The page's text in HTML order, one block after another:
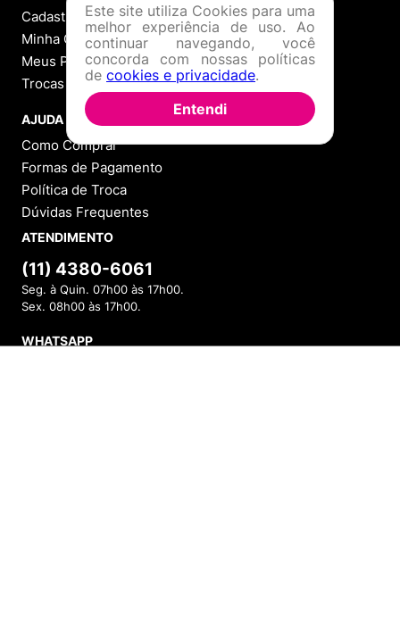
Cadastre-se
Minha Conta
Meus Pedidos
Trocas e Devoluções
AJUDA
Como Comprar
Formas de Pagamento
Política de Troca
Dúvidas Frequentes
ATENDIMENTO
(11) 4380-6061
Seg. à Quin. 07h00 às 17h00.
Sex. 08h00 às 17h00.
WHATSAPP
Este site utiliza Cookies para uma
melhor experiência de uso. Ao
continuar navegando, você
concorda com nossas políticas
de cookies e privacidade.
Entendi